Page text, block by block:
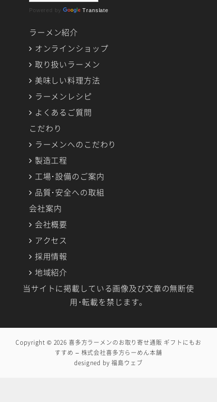
Powered by Translate
ラーメン紹介
オンラインショップ
取り扱いラーメン
美味しい料理方法
ラーメンレシピ
よくあるご質問
こだわり
ラーメンへのこだわり
製造工程
工場･設備のご案内
品質･安全への取組
会社案内
会社概要
アクセス
採用情報
地域紹介
当サイトに掲載している画像及び文章の無断使
用･転載を禁じます。
Copyright © 2026 喜多方ラーメンのお取り寄せ通販 ギフトにもお
すすめ – 株式会社喜多方らーめん本舗
designed by福島ウェブ